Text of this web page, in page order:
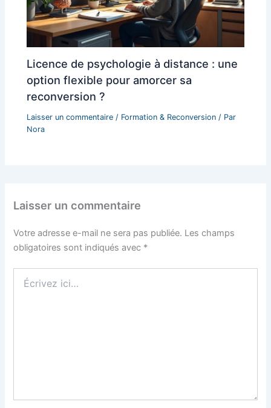
Licence de psychologie à distance : une
option flexible pour amorcer sa
reconversion ?
Laisser un commentaire / Formation & Reconversion / Par
Nora
Laisser un commentaire
Votre adresse e-mail ne sera pas publiée. Les champs
obligatoires sont indiqués avec *
ici…